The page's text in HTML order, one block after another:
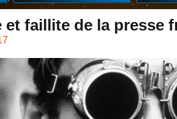
et faillite de la presse